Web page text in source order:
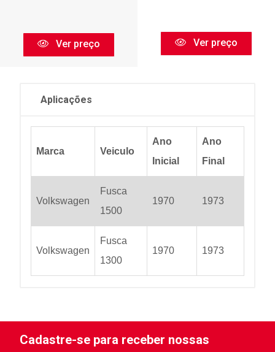
Ver preço Ver preço
Aplicações
Marca Veiculo
Ano
Inicial
Ano
Final
Volkswagen
Fusca
1500
1970 1973
Volkswagen
Fusca
1300
1970 1973
Cadastre-se para receber nossas